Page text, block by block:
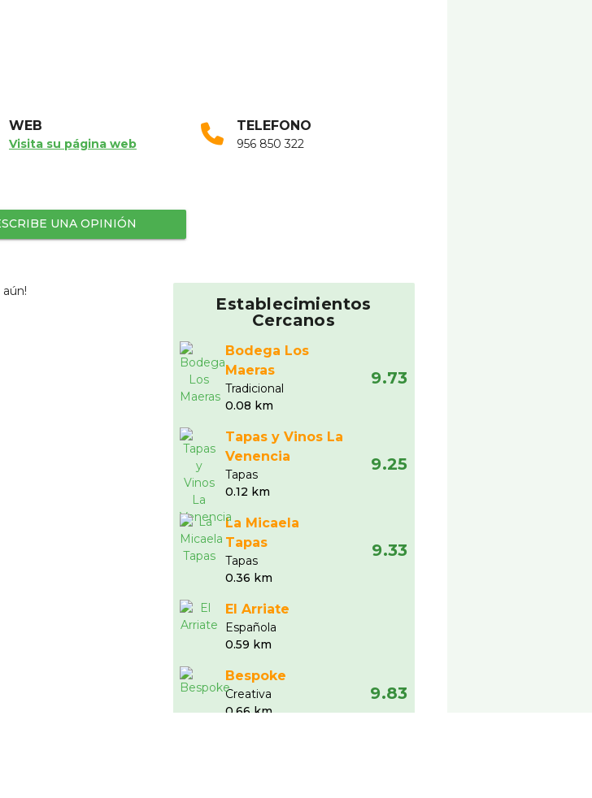
WEB
Visita su página web
TELEFONO
956 850 322
UNA OPINIÓN
Establecimientos
Cercanos
Bodega Los
Maeras
Tradicional
0.08 km
9.73
Tapas y Vinos La
Venencia
Tapas
0.12 km
9.25
La Micaela
Tapas
Tapas
0.36 km
9.33
El Arriate
Española
0.59 km
Bespoke
Creativa
0.66 km
9.83